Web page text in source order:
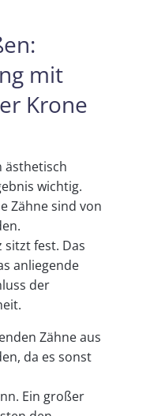
mit
Krone
ästhetisch
wichtig.
Zähne sind von
fest. Das
anliegende
der
Zähne aus
da es sonst
Ein großer